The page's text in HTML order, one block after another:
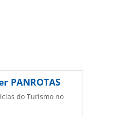
PANROTAS
do Turismo no